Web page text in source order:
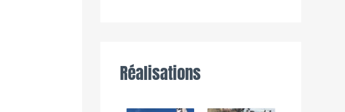
Réalisations